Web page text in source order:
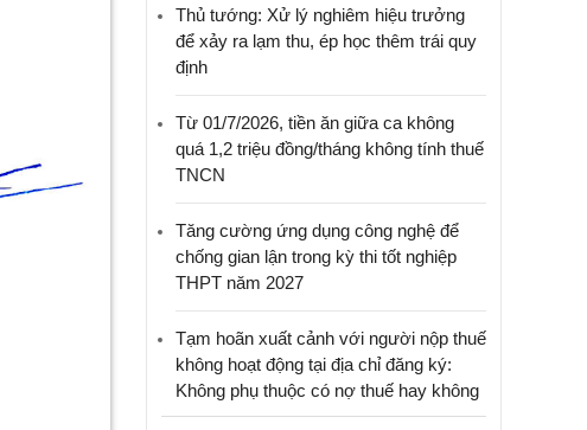
Thủ tướng: Xử lý nghiêm hiệu trưởng
để xảy ra lạm thu, ép học thêm trái quy
định
Từ 01/7/2026, tiền ăn giữa ca không
quá 1,2 triệu đồng/tháng không tính thuế
TNCN
Tăng cường ứng dụng công nghệ để
chống gian lận trong kỳ thi tốt nghiệp
THPT năm 2027
Tạm hoãn xuất cảnh với người nộp thuế
không hoạt động tại địa chỉ đăng ký:
Không phụ thuộc có nợ thuế hay không